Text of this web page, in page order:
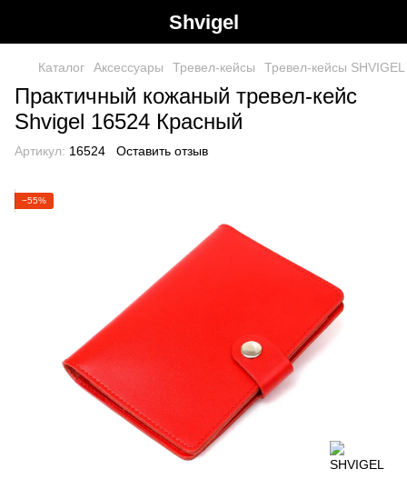
Shvigel
Каталог Аксессуары Тревел-кейсы Тревел-кейсы SHVIGEL
Практичный кожаный тревел-кейс
Shvigel 16524 Красный
Артикул: 16524 Оставить отзыв
−55%